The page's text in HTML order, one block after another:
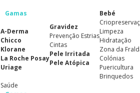
Gamas
A-Derma
Chicco
Klorane
La Roche Posay
Uriage
Gravidez
Prevenção Estrias
Cintas
Pele Irritada
Pele Atópica
Bebé
Limpeza
Hidratação
Zona da
Colónias
Puericultura
Brinquedos
Saúde